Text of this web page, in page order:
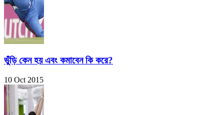
ভুঁড়ি কেন হয় এবং কমাবেন কি করে?
10 Oct 2015